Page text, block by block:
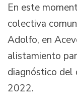
En este
colectiva
Adolfo, en
alistamiento
diagnóstico del
2022.